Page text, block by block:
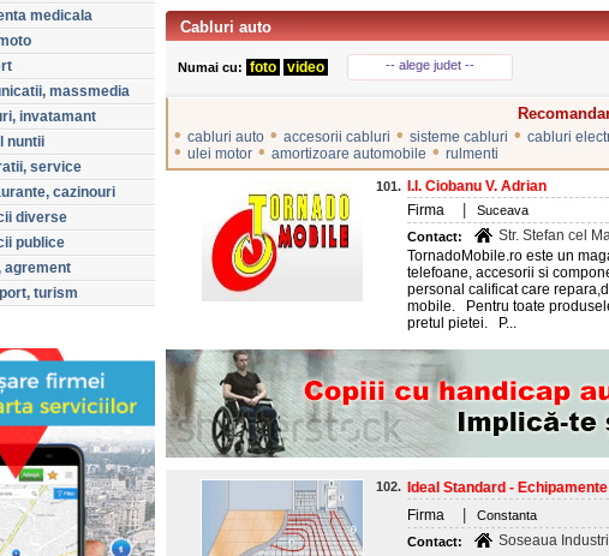
medicala
massmedia
invatamant
nuntii
service
cazinouri
diverse
publice
agrement
turism
Cabluri auto
Numai cu: foto video -- alege judet --
• cabluri auto • accesorii cabluri • sisteme cabluri • cabluri
• ulei motor • amortizoare automobile • rulmenti
101.
I.I. Ciobanu V. Adrian
Firma
Suceava
Contact:
Str. Stefan cel
TornadoMobile.ro este un
telefoane, accesorii si
personal calificat care
mobile. Pentru toate
pretul pietei. P...
102.
Ideal Standard -
Firma
Constanta
Contact:
Soseaua